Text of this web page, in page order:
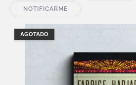
NOTIFICARME
AGOTADO